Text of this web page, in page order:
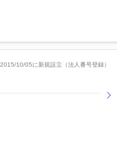
2015/10/05に新規設立（法人番号登録）